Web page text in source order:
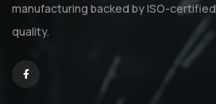
manufacturing backed by ISO-certified
quality.
Facebook